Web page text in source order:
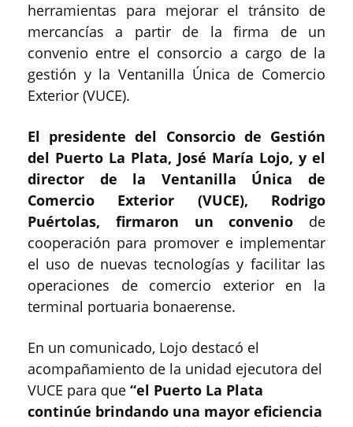
herramientas para mejorar el tránsito de
mercancías a partir de la firma de un
convenio entre el consorcio a cargo de la
gestión y la Ventanilla Única de Comercio
Exterior (VUCE).
El presidente del Consorcio de Gestión
del Puerto La Plata, José María Lojo, y el
director de la Ventanilla Única de
Comercio Exterior (VUCE), Rodrigo
Puértolas, firmaron un convenio de
cooperación para promover e implementar
el uso de nuevas tecnologías y facilitar las
operaciones de comercio exterior en la
terminal portuaria bonaerense.
En un comunicado, Lojo destacó el
acompañamiento de la unidad ejecutora del
VUCE para que “el Puerto La Plata
continúe brindando una mayor eficiencia